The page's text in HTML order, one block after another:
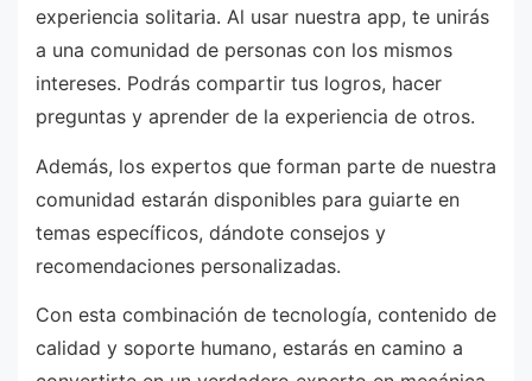
experiencia solitaria. Al usar nuestra app, te unirás
a una comunidad de personas con los mismos
intereses. Podrás compartir tus logros, hacer
preguntas y aprender de la experiencia de otros.
Además, los expertos que forman parte de nuestra
comunidad estarán disponibles para guiarte en
temas específicos, dándote consejos y
recomendaciones personalizadas.
Con esta combinación de tecnología, contenido de
calidad y soporte humano, estarás en camino a